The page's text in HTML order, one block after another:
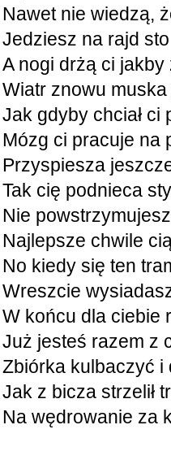
Nawet nie wiedzą,
Jedziesz na rajd
A nogi drżą ci jakby
Wiatr znowu
Jak gdyby chciał ci
Mózg ci pracuje na
Przyspiesza
Tak cię podnieca
Nie
Najlepsze chwile
No kiedy się ten
Wreszcie
W końcu dla ciebie
Już jesteś razem z
Zbiórka kulbaczyć i
Jak z bicza strzelił
Na wędrowanie za